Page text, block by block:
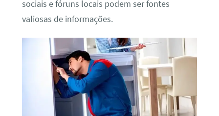
sociais e fóruns locais podem ser fontes
valiosas de informações.